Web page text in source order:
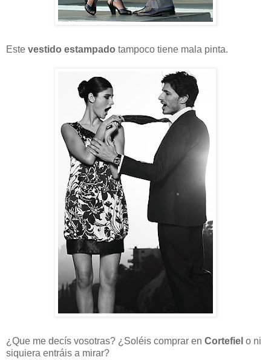
Este vestido estampado tampoco tiene mala pinta.
¿Que me decís vosotras? ¿Soléis comprar en Cortefiel o ni
siquiera entráis a mirar?